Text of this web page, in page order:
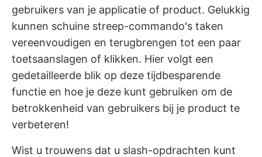
gebruikers van je applicatie of product. Gelukkig
kunnen schuine streep-commando's taken
vereenvoudigen en terugbrengen tot een paar
toetsaanslagen of klikken. Hier volgt een
gedetailleerde blik op deze tijdbesparende
functie en hoe je deze kunt gebruiken om de
betrokkenheid van gebruikers bij je product te
verbeteren!
Wist u trouwens dat u slash-opdrachten kunt